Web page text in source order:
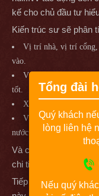
kế cho chủ đầu tư
Kiến trúc sư sẽ phân
Vị trí nhà, vị trí cổng,
vào.
Vị trí bếp, phòng thờ,
tốt.
Xử lý chấn trạch các
Vị trí nhà wc, bể
nước..vv.
Và còn rất nhiều yếu
chi tiết trong quá trình
Tiếp theo là quá trình
Tổng đài
Quý khách
lòng liên hệ
Nếu quý